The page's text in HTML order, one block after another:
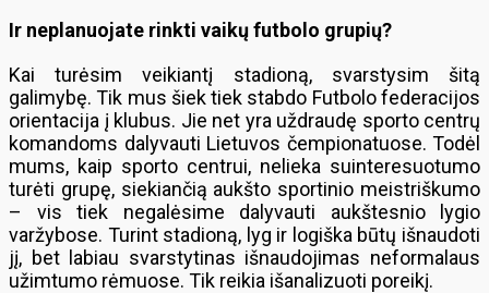
Ir neplanuojate rinkti vaikų futbolo grupių?
Kai turėsim veikiantį stadioną, svarstysim šitą
galimybę. Tik mus šiek tiek stabdo Futbolo federacijos
orientacija į klubus. Jie net yra uždraudę sporto centrų
komandoms dalyvauti Lietuvos čempionatuose. Todėl
mums, kaip sporto centrui, nelieka suinteresuotumo
turėti grupę, siekiančią aukšto sportinio meistriškumo
– vis tiek negalėsime dalyvauti aukštesnio lygio
varžybose. Turint stadioną, lyg ir logiška būtų išnaudoti
jį, bet labiau svarstytinas išnaudojimas neformalaus
užimtumo rėmuose. Tik reikia išanalizuoti poreikį.